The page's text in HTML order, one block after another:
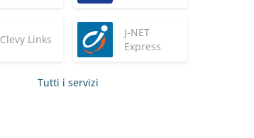
Clevy Links
J-NET
Express
Tutti i servizi